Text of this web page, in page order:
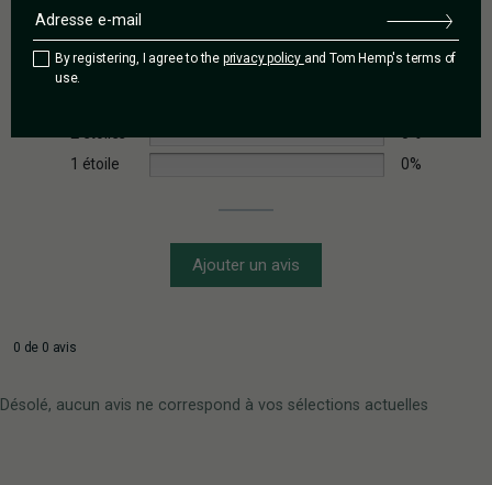
5 étoiles
0%
4 étoiles
1 étoile
0%
Ajouter un avis
0 de 0 avis
Désolé, aucun avis ne correspond à vos sélections actuelles
By registering, I agree to the privacy policy and Tom Hemp's terms of
use.